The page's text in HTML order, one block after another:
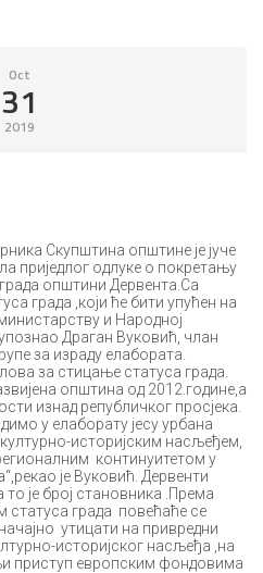
Oct
31
2019
Скупштина општине је јуче
приједлог одлуке о покретању
општини Дервента.Са
града ,који ће бити упућен на
и Народној
Драган Вуковић, члан
за израду елабората.
за стицање статуса града.
општина од 2012.године,а
изнад републичког просјека.
у елаборату јесу урбана
историјским насљеђем,
континуитетом у
је Вуковић. Дервенти
то је број становника .Према
статуса града повећаће се
утицати на привредни
историјског насљеђа ,на
приступ европским фондовима